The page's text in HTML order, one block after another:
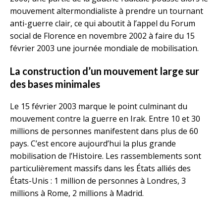
mouvement altermondialiste à prendre un tournant
anti-guerre clair, ce qui aboutit à l’appel du Forum
social de Florence en novembre 2002 à faire du 15
février 2003 une journée mondiale de mobilisation.
La construction d’un mouvement large sur
des bases minimales
Le 15 février 2003 marque le point culminant du
mouvement contre la guerre en Irak. Entre 10 et 30
millions de personnes manifestent dans plus de 60
pays. C’est encore aujourd’hui la plus grande
mobilisation de l’Histoire. Les rassemblements sont
particulièrement massifs dans les États alliés des
États-Unis : 1 million de personnes à Londres, 3
millions à Rome, 2 millions à Madrid.